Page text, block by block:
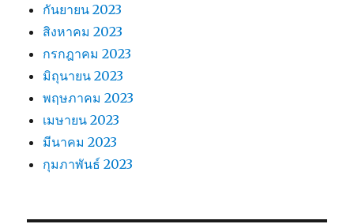
กันยายน 2023
สิงหาคม 2023
กรกฎาคม 2023
มิถุนายน 2023
พฤษภาคม 2023
เมษายน 2023
มีนาคม 2023
กุมภาพันธ์ 2023